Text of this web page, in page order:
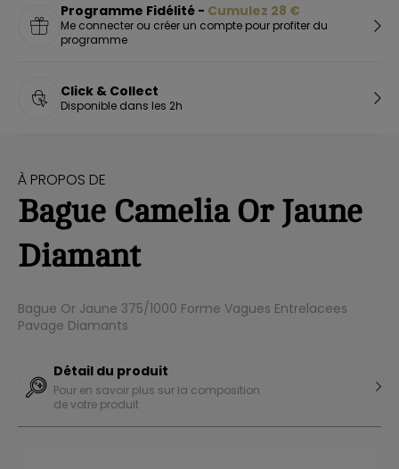
Programme Fidélité - Cumulez 28 €
Me connecter ou créer un compte pour profiter du
programme
Click & Collect
Disponible dans les 2h
À PROPOS DE
Bague Camelia Or Jaune
Diamant
Bague Or Jaune 375/1000 Forme Vagues Entrelacees
Pavage Diamants
Détail du produit
Pour en savoir plus sur la composition
de votre produit